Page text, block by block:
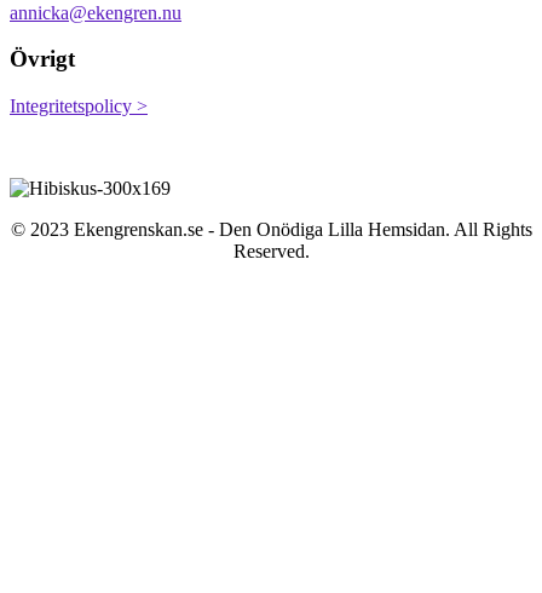
annicka@ekengren.nu
Övrigt
Integritetspolicy >
© 2023 Ekengrenskan.se - Den Onödiga Lilla Hemsidan. All Rights
Reserved.